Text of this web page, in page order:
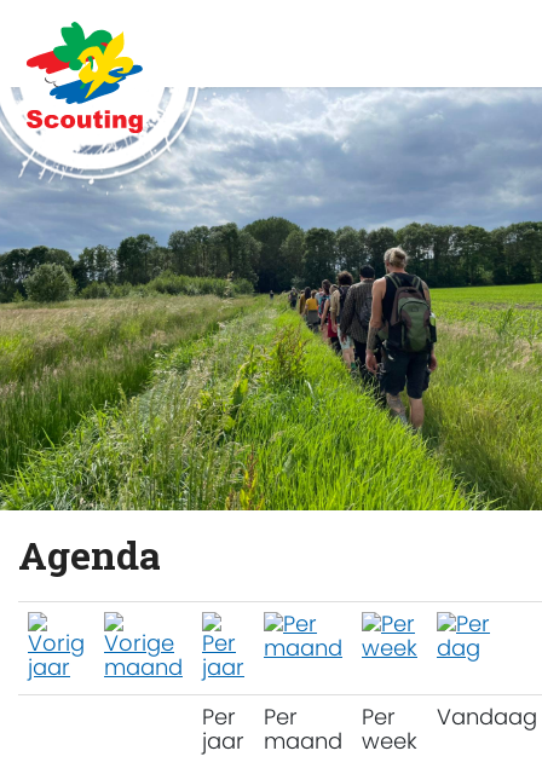
Agenda
Per
jaar
Per
maand
Per
week
Vandaag